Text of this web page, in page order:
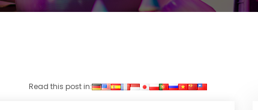
Read this post in: